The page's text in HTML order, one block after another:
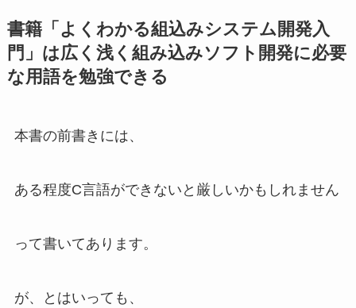
書籍「よくわかる組込みシステム開発入
門」は広く浅く組み込みソフト開発に必要
な用語を勉強できる
本書の前書きには、
ある程度C言語ができないと厳しいかもしれません
って書いてあります。
が、とはいっても、